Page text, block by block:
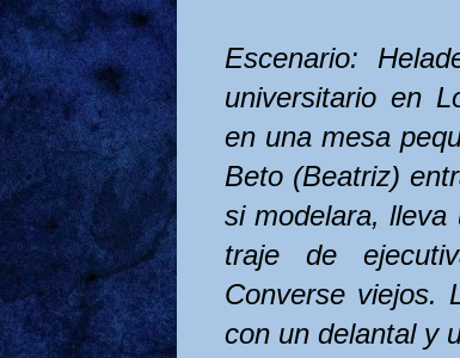
Escenario:
universitario en
en una mesa
Beto (Beatriz)
si modelara,
traje de
Converse viejos.
con un delantal y